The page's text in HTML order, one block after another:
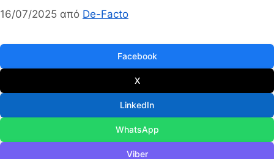
16/07/2025 από De-Facto
Facebook
X
LinkedIn
WhatsApp
Viber